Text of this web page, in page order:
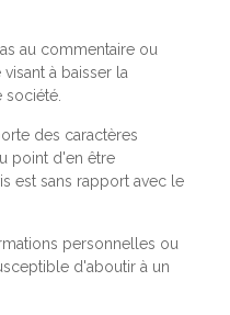
au commentaire ou
à baisser la
des caractères
point d'en être
est sans rapport avec le
personnelles ou
d'aboutir à un